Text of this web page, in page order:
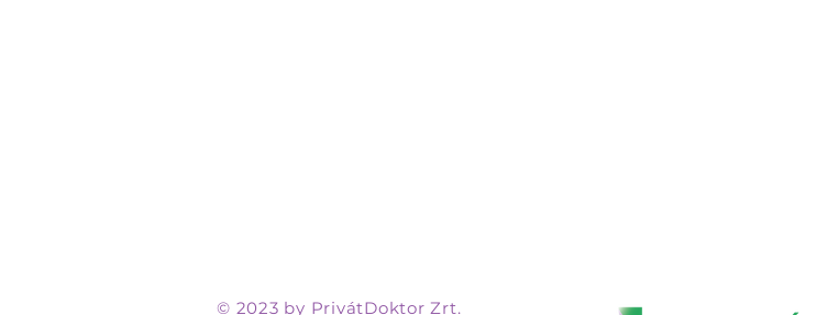
© 2023 by PrivátDoktor Zrt.